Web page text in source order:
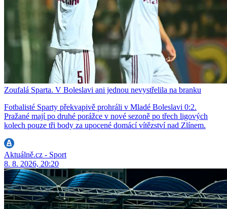
Zoufalá Sparta. V Boleslavi ani jednou nevystřelila na branku
Fotbalisté Sparty překvapivě prohráli v Mladé Boleslavi 0:2.
Pražané mají po druhé porážce v nové sezoně po třech ligových
kolech pouze tři body za upocené domácí vítězství nad Zlínem.
Aktuálně.cz - Sport
8. 8. 2026, 20:20